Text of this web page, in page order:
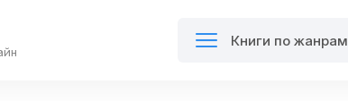
Книги по жанрам